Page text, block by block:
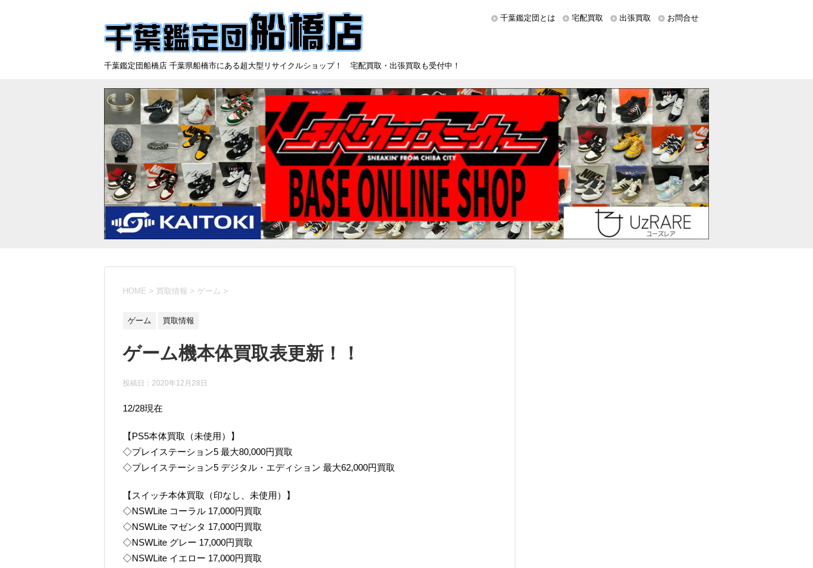
千葉鑑定団船橋店 千葉県船橋市にある超大型リサイクルショップ！ 宅配買取・出張買取も受付中！
千葉鑑定団とは 宅配買取 出張買取 お問合せ
HOME > 買取情報 > ゲーム >
ゲーム 買取情報
ゲーム機本体買取表更新！！
投稿日： 2020年12月28日
12/28現在
【PS5本体買取（未使用）】
◇プレイステーション5 最大80,000円買取
◇プレイステーション5 デジタル・エディション 最大62,000円買取
【スイッチ本体買取（印なし、未使用）】
◇NSWLite コーラル 17,000円買取
◇NSWLite マゼンタ 17,000円買取
◇NSWLite グレー 17,000円買取
◇NSWLite イエロー 17,000円買取